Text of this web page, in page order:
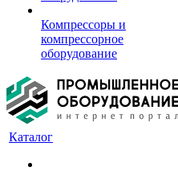
Компрессоры и
компрессорное
оборудование
Каталог